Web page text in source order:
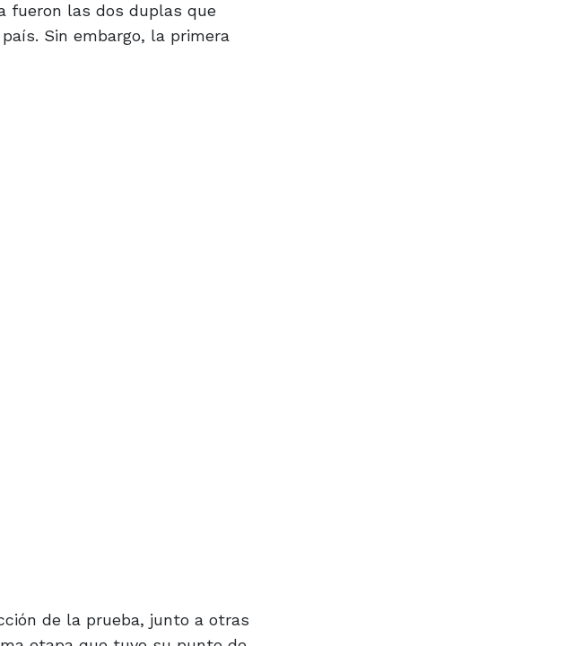
fueron las dos duplas que
Sin embargo, la primera
de la prueba, junto a otras